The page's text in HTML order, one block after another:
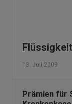
13. Juli 2009
Prämien für